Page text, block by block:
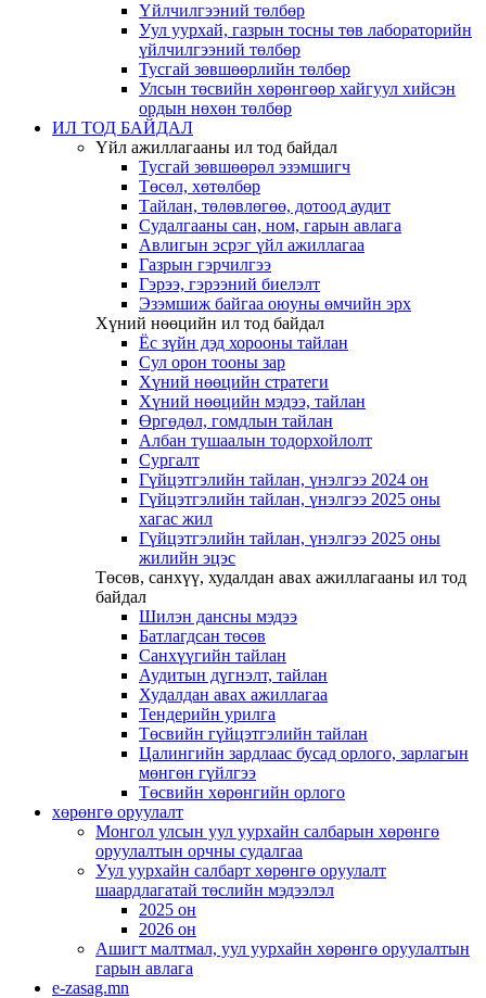
Үйлчилгээний төлбөр
Уул уурхай, газрын тосны төв лабораторийн
үйлчилгээний төлбөр
Тусгай зөвшөөрлийн төлбөр
Улсын төсвийн хөрөнгөөр хайгуул хийсэн
ордын нөхөн төлбөр
ИЛ ТОД БАЙДАЛ
Үйл ажиллагааны ил тод байдал
Тусгай зөвшөөрөл эзэмшигч
Төсөл, хөтөлбөр
Тайлан, төлөвлөгөө, дотоод аудит
Судалгааны сан, ном, гарын авлага
Авлигын эсрэг үйл ажиллагаа
Газрын гэрчилгээ
Гэрээ, гэрээний биелэлт
Эзэмшиж байгаа оюуны өмчийн эрх
Хүний нөөцийн ил тод байдал
Ёс зүйн дэд хорооны тайлан
Сул орон тооны зар
Хүний нөөцийн стратеги
Хүний нөөцийн мэдээ, тайлан
Өргөдөл, гомдлын тайлан
Албан тушаалын тодорхойлолт
Сургалт
Гүйцэтгэлийн тайлан, үнэлгээ 2024 он
Гүйцэтгэлийн тайлан, үнэлгээ 2025 оны
хагас жил
Гүйцэтгэлийн тайлан, үнэлгээ 2025 оны
жилийн эцэс
Төсөв, санхүү, худалдан авах ажиллагааны ил тод
байдал
Шилэн дансны мэдээ
Батлагдсан төсөв
Санхүүгийн тайлан
Аудитын дүгнэлт, тайлан
Худалдан авах ажиллагаа
Тендерийн урилга
Төсвийн гүйцэтгэлийн тайлан
Цалингийн зардлаас бусад орлого, зарлагын
мөнгөн гүйлгээ
Төсвийн хөрөнгийн орлого
хөрөнгө оруулалт
Монгол улсын уул уурхайн салбарын хөрөнгө
оруулалтын орчны судалгаа
Уул уурхайн салбарт хөрөнгө оруулалт
шаардлагатай төслийн мэдээлэл
2025 он
2026 он
Ашигт малтмал, уул уурхайн хөрөнгө оруулалтын
гарын авлага
e-zasag.mn